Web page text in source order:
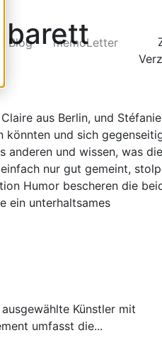
aus Berlin, und Stéfanie
könnten und sich
anderen und wissen, was die
nur gut gemeint,
Humor bescheren die
ein unterhaltsames
Künstler mit
umfasst die...
Blog memoLetter